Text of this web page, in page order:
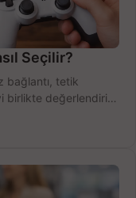
Seçilir?
bağlantı, tetik
birlikte değerlendirin;